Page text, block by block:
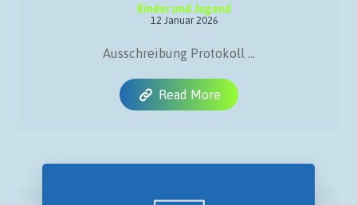
Kinder und Jugend
12 Januar 2026
Ausschreibung Protokoll ...
Read More